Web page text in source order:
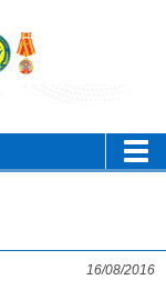
16/08/2016